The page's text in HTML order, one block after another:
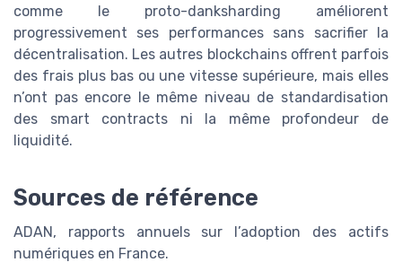
comme le proto-danksharding améliorent
progressivement ses performances sans sacrifier la
décentralisation. Les autres blockchains offrent parfois
des frais plus bas ou une vitesse supérieure, mais elles
n’ont pas encore le même niveau de standardisation
des smart contracts ni la même profondeur de
liquidité.
Sources de référence
ADAN, rapports annuels sur l’adoption des actifs
numériques en France.